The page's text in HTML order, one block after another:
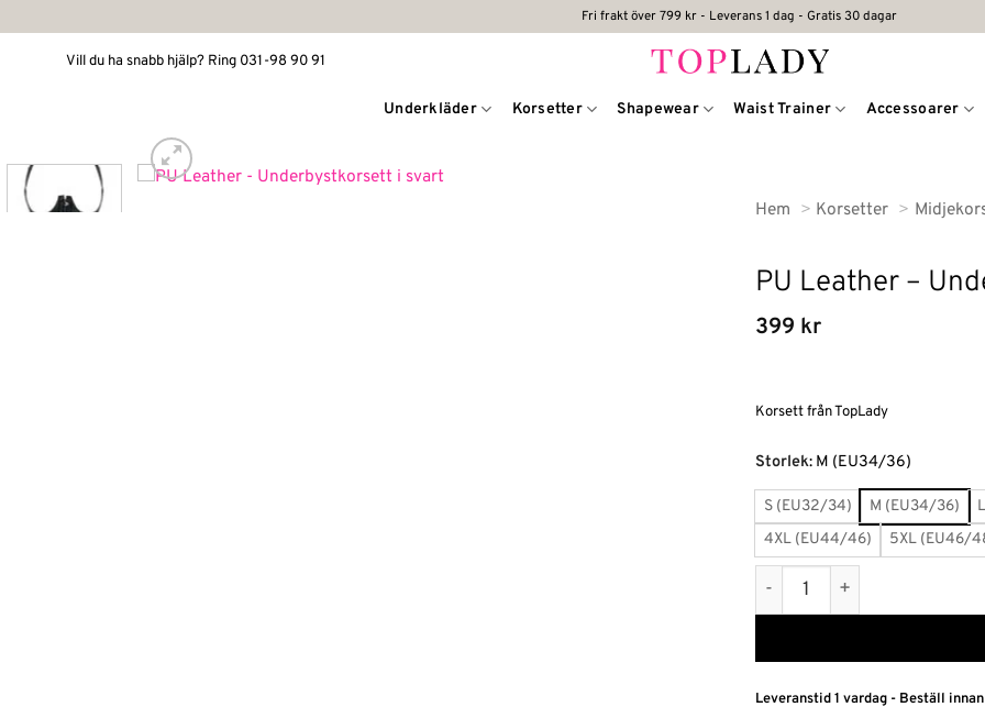
to
Fri frakt över 799 kr - Leverans 1 dag - Gratis 30 dagar
Vill du ha snabb hjälp? Ring 031-98 90 91
Underkläder Korsetter Shapewear Waist Trainer Accessoarer
Hem Korsetter
PU Leather –
399 kr
Korsett från TopLady
Storlek: M (EU34/36)
S (EU32/34) M (EU34/36)
4XL (EU44/46)
5XL (EU46/
PU Leather -
Alternative:
Leveranstid 1 vardag - Beställ